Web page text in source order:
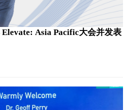
Asia Pacific大会并发表